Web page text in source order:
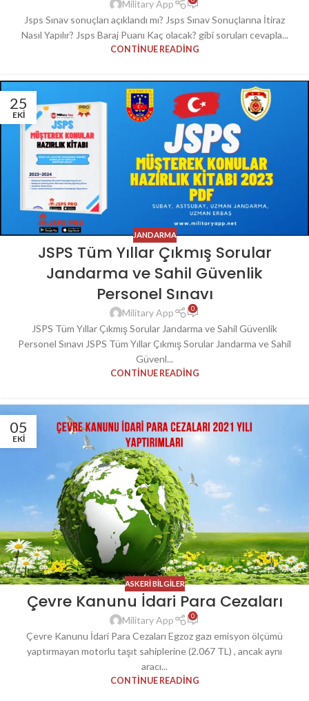
Military App
Jsps Sınav sonuçları açıklandı mı? Jsps Sınav Sonuçlarına İtiraz
Nasıl Yapılır? Jsps Baraj Puanı Kaç olacak? gibi soruları cevapla...
CONTINUE READING
25
EKI
JANDARMA
JSPS Tüm Yıllar Çıkmış Sorular
Jandarma ve Sahil Güvenlik
Personel Sınavı
Military App 0
JSPS Tüm Yıllar Çıkmış Sorular Jandarma ve Sahil Güvenlik
Personel Sınavı JSPS Tüm Yıllar Çıkmış Sorular Jandarma ve Sahil
Güvenl...
CONTINUE READING
05
EKI
ASKERI BILGILER
Çevre Kanunu İdari Para Cezaları
Military App 0
Çevre Kanunu İdari Para Cezaları Egzoz gazı emisyon ölçümü
yaptırmayan motorlu taşıt sahiplerine (2.067 TL) , ancak aynı
aracı...
CONTINUE READING